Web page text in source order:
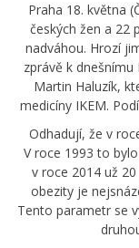
Praha 18. května
českých žen a 22
nadváhou. Hrozí
zprávě k
Martin Haluzík,
medicíny IKEM.
Odhadují, že v
V roce 1993 to
v roce 2014 už
obezity je
Tento parametr se